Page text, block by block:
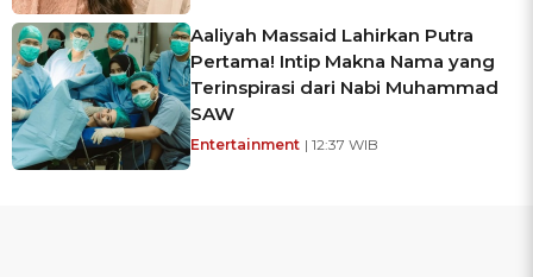
Aaliyah Massaid Lahirkan Putra
Pertama! Intip Makna Nama yang
Terinspirasi dari Nabi Muhammad
SAW
Entertainment | 12:37 WIB